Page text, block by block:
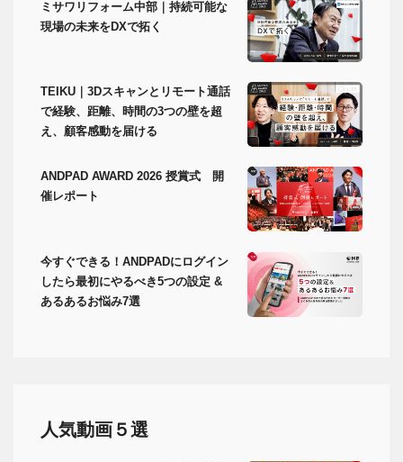
ミサワリフォーム中部｜持続可能な
現場の未来をDXで拓く
TEIKU｜3Dスキャンとリモート通話
で経験、距離、時間の3つの壁を超
え、顧客感動を届ける
ANDPAD AWARD 2026 授賞式 開
催レポート
今すぐできる！ANDPADにログイン
したら最初にやるべき5つの設定 &
あるあるお悩み7選
人気動画５選